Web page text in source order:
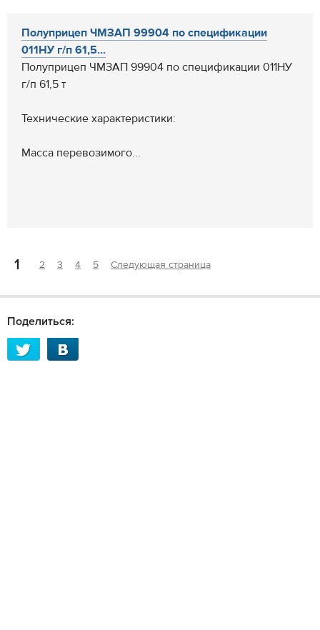
Полуприцеп ЧМЗАП 99904 по спецификации
011НУ г/п 61,5...
Полуприцеп ЧМЗАП 99904 по спецификации 011НУ
г/п 61,5 т
Технические характеристики:
Масса перевозимого...
1 2 3 4 5 Следующая страница
Поделиться: